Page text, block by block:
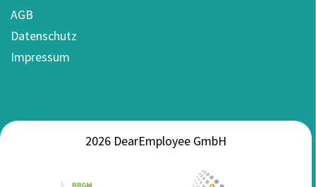
AGB
Datenschutz
Impressum
2026 DearEmployee GmbH